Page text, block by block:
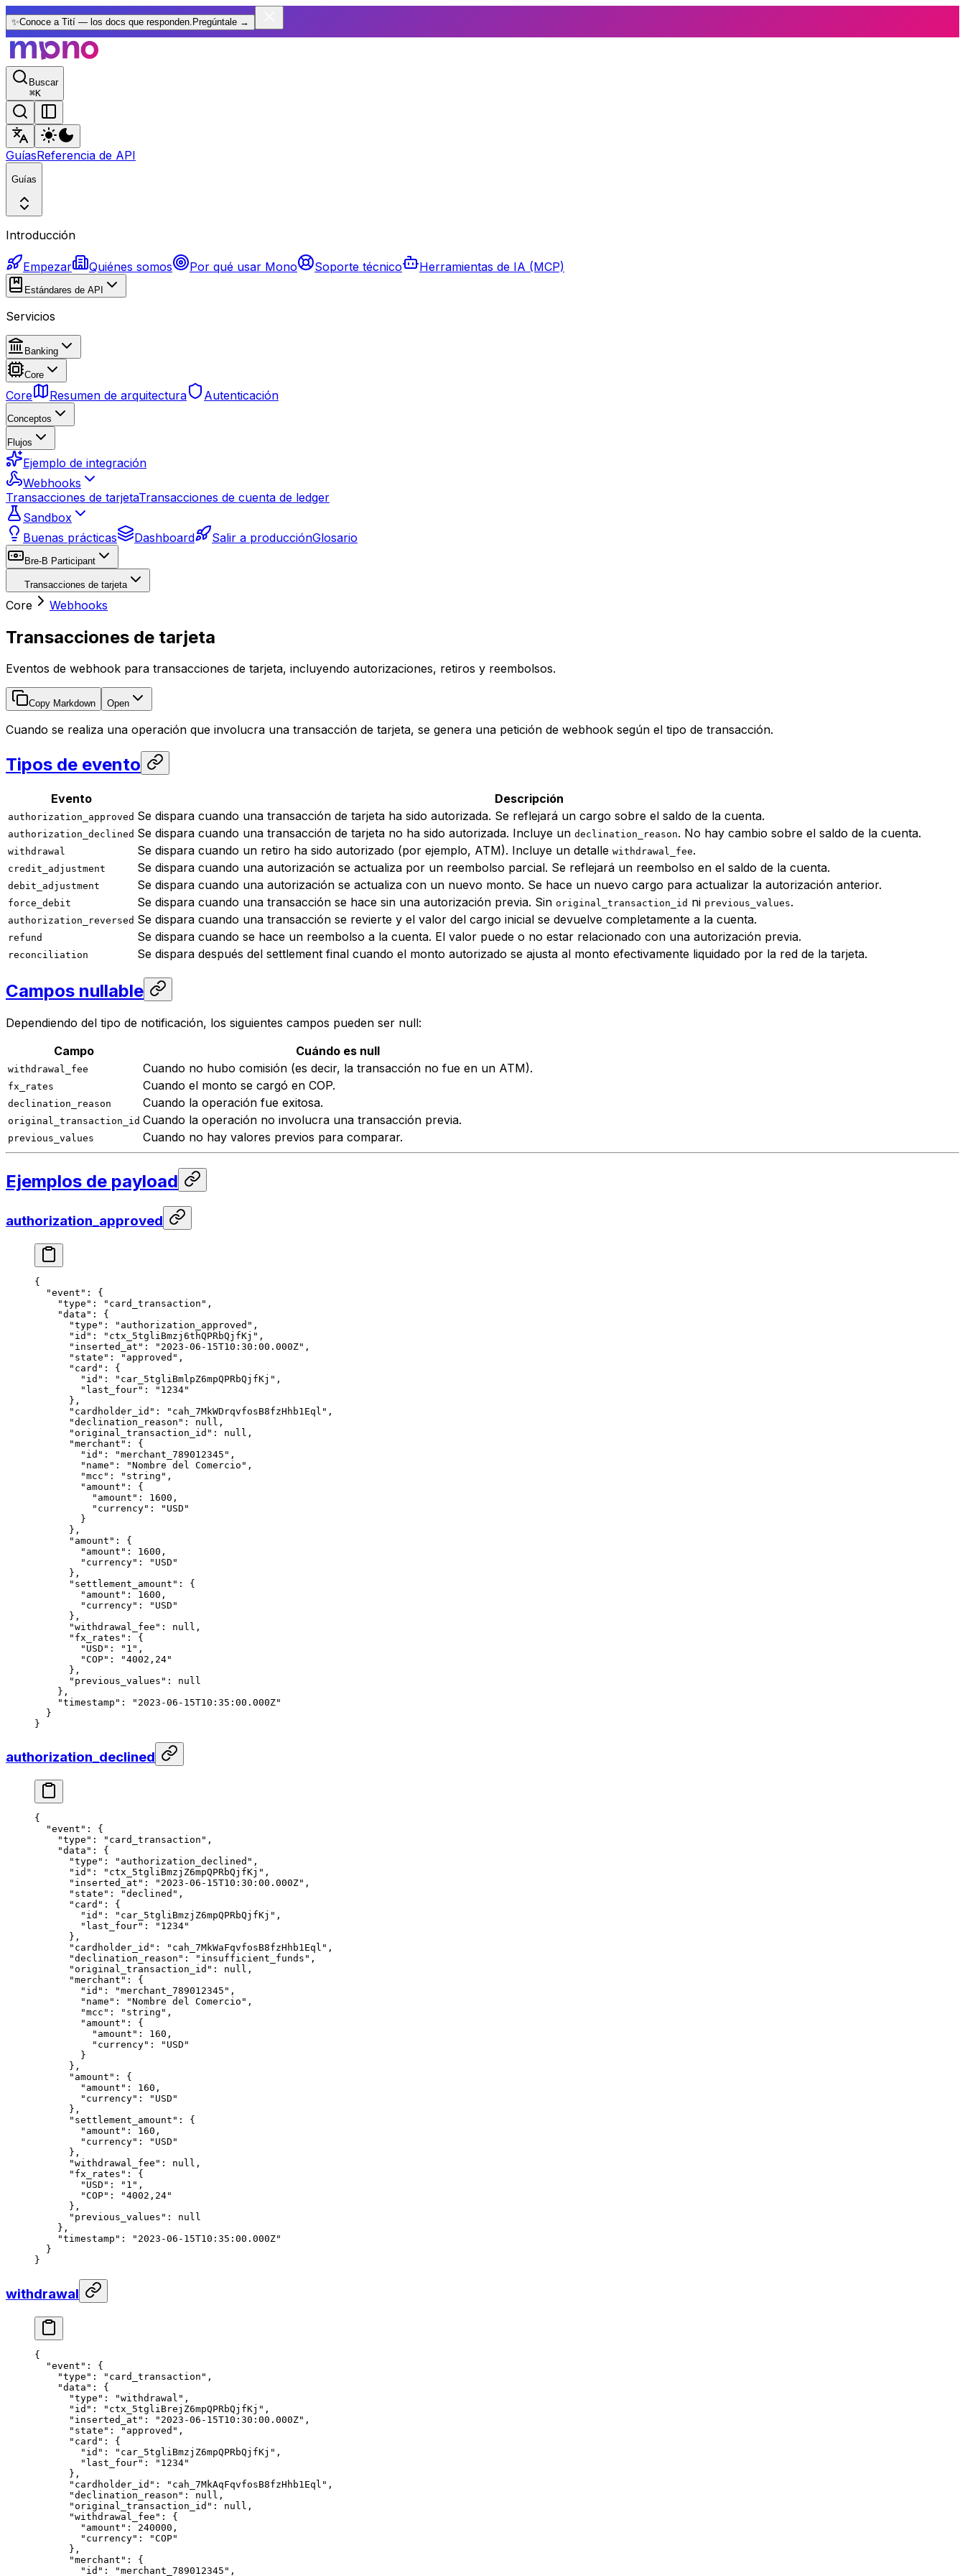
✨Conoce a Tití — los docs que responden. Pregúntale →
Buscar
⌘K
GuíasReferencia de API
Guías
Introducción
Empezar Quiénes somos Por qué usar Mono Soporte técnico Herramientas de IA (MCP)
Estándares de API
Servicios
Banking
Core
Core Resumen de arquitectura Autenticación
Conceptos
Flujos
Ejemplo de integración
Webhooks
Transacciones de tarjetaTransacciones de cuenta de ledger
Sandbox
Buenas prácticas
Dashboard Salir a producciónGlosario
Bre-B Participant
Transacciones de tarjeta
Core Webhooks
Transacciones de tarjeta
Eventos de webhook para transacciones de tarjeta, incluyendo autorizaciones, retiros y reembolsos.
Copy Markdown Open
Cuando se realiza una operación que involucra una transacción de tarjeta, se genera una petición de webhook según el tipo de transacción.
Tipos de evento
Evento Descripción
authorization_approved Se dispara cuando una transacción de tarjeta ha sido autorizada. Se reflejará un cargo sobre el saldo de la cuenta.
authorization_declined Se dispara cuando una transacción de tarjeta no ha sido autorizada. Incluye un declination_reason. No hay cambio sobre el saldo de la cuenta.
withdrawal Se dispara cuando un retiro ha sido autorizado (por ejemplo, ATM). Incluye un detalle withdrawal_fee.
credit_adjustment Se dispara cuando una autorización se actualiza por un reembolso parcial. Se reflejará un reembolso en el saldo de la cuenta.
debit_adjustment Se dispara cuando una autorización se actualiza con un nuevo monto. Se hace un nuevo cargo para actualizar la autorización anterior.
force_debit Se dispara cuando una transacción se hace sin una autorización previa. Sin original_transaction_id ni previous_values.
authorization_reversed Se dispara cuando una transacción se revierte y el valor del cargo inicial se devuelve completamente a la cuenta.
refund Se dispara cuando se hace un reembolso a la cuenta. El valor puede o no estar relacionado con una autorización previa.
reconciliation Se dispara después del settlement final cuando el monto autorizado se ajusta al monto efectivamente liquidado por la red de la tarjeta.
Campos nullable
Dependiendo del tipo de notificación, los siguientes campos pueden ser null:
Campo
Cuándo es null
withdrawal_fee Cuando no hubo comisión (es decir, la transacción no fue en un ATM).
fx_rates Cuando el monto se cargó en COP.
declination_reason Cuando la operación fue exitosa.
original_transaction_id Cuando la operación no involucra una transacción previa.
previous_values Cuando no hay valores previos para comparar.
Ejemplos de payload
authorization_approved
{
  "event"
: {
    "type"
: "card_transaction" ,
    "data"
: {
      "type"
: "authorization_approved" ,
      "id"
: "ctx_5tgliBmzj6thQPRbQjfKj" ,
      "inserted_at"
: "2023-06-15T10:30:00.000Z" ,
      "state"
: "approved" ,
      "card"
: {
        "id"
: "car_5tgliBmlpZ6mpQPRbQjfKj" ,
        "last_four"
:
"1234"
      },
      "cardholder_id"
: "cah_7MkWDrqvfosB8fzHhb1Eql" ,
      "declination_reason"
: null ,
      "original_transaction_id"
: null ,
      "merchant"
: {
        "id"
: "merchant_789012345" ,
        "name"
: "Nombre del Comercio" ,
        "mcc"
: "string" ,
        "amount"
: {
          "amount"
: 1600 ,
          "currency"
:
"USD"
        }
      },
      "amount"
: {
        "amount"
: 1600 ,
        "currency"
:
"USD"
      },
      "settlement_amount"
: {
        "amount"
: 1600 ,
        "currency"
:
"USD"
      },
      "withdrawal_fee"
: null ,
      "fx_rates"
: {
        "USD"
: "1" ,
        "COP"
:
"4002,24"
      },
      "previous_values"
: null
    },
    "timestamp"
:
"2023-06-15T10:35:00.000Z"
  }
}
authorization_declined
{
  "event"
: {
    "type"
: "card_transaction" ,
    "data"
: {
      "type"
: "authorization_declined" ,
      "id"
: "ctx_5tgliBmzjZ6mpQPRbQjfKj" ,
      "inserted_at"
: "2023-06-15T10:30:00.000Z" ,
      "state"
: "declined" ,
      "card"
: {
        "id"
: "car_5tgliBmzjZ6mpQPRbQjfKj" ,
        "last_four"
:
"1234"
      },
      "cardholder_id"
: "cah_7MkWaFqvfosB8fzHhb1Eql" ,
      "declination_reason"
: "insufficient_funds" ,
      "original_transaction_id"
: null ,
      "merchant"
: {
        "id"
: "merchant_789012345" ,
        "name"
: "Nombre del Comercio" ,
        "mcc"
: "string" ,
        "amount"
: {
          "amount"
: 160 ,
          "currency"
:
"USD"
        }
      },
      "amount"
: {
        "amount"
: 160 ,
        "currency"
:
"USD"
      },
      "settlement_amount"
: {
        "amount"
: 160 ,
        "currency"
:
"USD"
      },
      "withdrawal_fee"
: null ,
      "fx_rates"
: {
        "USD"
: "1" ,
        "COP"
:
"4002,24"
      },
      "previous_values"
: null
    },
    "timestamp"
:
"2023-06-15T10:35:00.000Z"
  }
}
withdrawal
{
  "event"
: {
    "type"
: "card_transaction" ,
    "data"
: {
      "type"
: "withdrawal" ,
      "id"
: "ctx_5tgliBrejZ6mpQPRbQjfKj" ,
      "inserted_at"
: "2023-06-15T10:30:00.000Z" ,
      "state"
: "approved" ,
      "card"
: {
        "id"
: "car_5tgliBmzjZ6mpQPRbQjfKj" ,
        "last_four"
:
"1234"
      },
      "cardholder_id"
: "cah_7MkAqFqvfosB8fzHhb1Eql" ,
      "declination_reason"
: null ,
      "original_transaction_id"
: null ,
      "withdrawal_fee"
: {
        "amount"
: 240000 ,
        "currency"
:
"COP"
      },
      "merchant"
: {
        "id"
: "merchant_789012345" ,